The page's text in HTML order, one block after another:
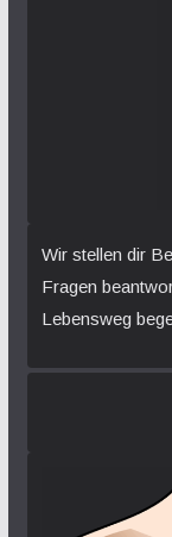
Wir stellen dir
Fragen
Lebensweg